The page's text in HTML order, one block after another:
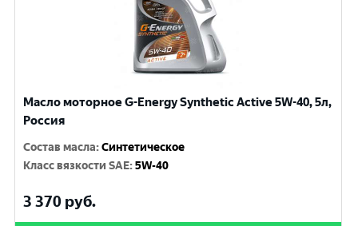
Масло моторное G-Energy Synthetic Active 5W-40, 5л,
Россия
Состав масла:Синтетическое
Класс вязкости SAE:5W-40
3 370 руб.